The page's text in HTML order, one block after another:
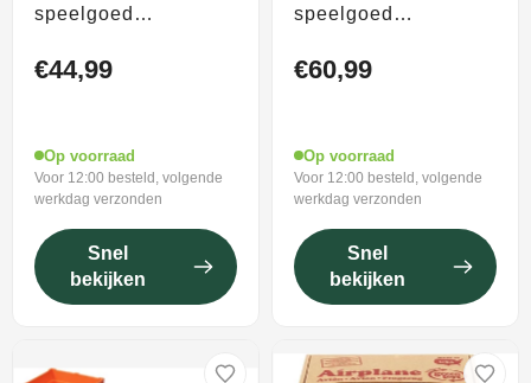
speelgoed
blauw - green toys
€44,99
Op voorraad
Voor 12:00 besteld, volgende
werkdag verzonden
Snel
bekijken
speelgoed
blauw - green toys
€60,99
Op voorraad
Voor 12:00 besteld, volgende
werkdag verzonden
Snel
bekijken